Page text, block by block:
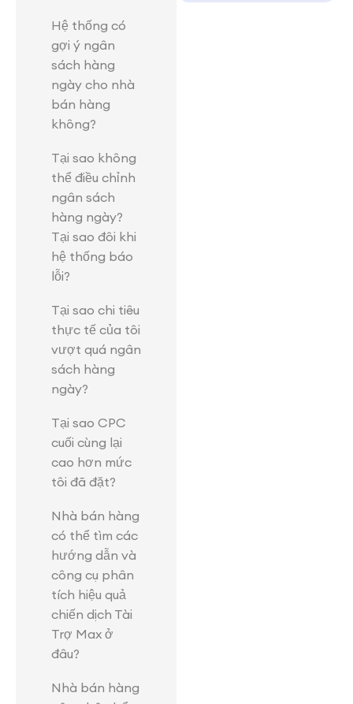
Hệ thống có
gợi ý ngân
sách hàng
ngày cho nhà
bán hàng
không?
Tại sao không
thể điều chỉnh
ngân sách
hàng ngày?
Tại sao đôi khi
hệ thống báo
lỗi?
Tại sao chi tiêu
thực tế của tôi
vượt quá ngân
sách hàng
ngày?
Tại sao CPC
cuối cùng lại
cao hơn mức
tôi đã đặt?
Nhà bán hàng
có thể tìm các
hướng dẫn và
công cụ phân
tích hiệu quả
chiến dịch Tài
Trợ Max ở
đâu?
Nhà bán hàng